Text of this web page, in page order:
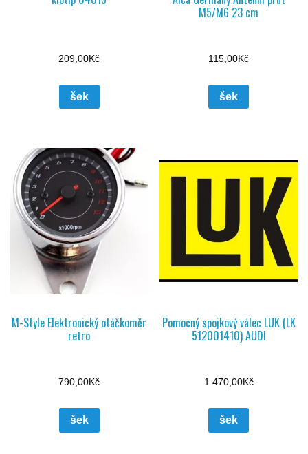
209,00Kč
šek
M5/M6 23 cm
115,00Kč
šek
M-Style Elektronický otáčkoměr
retro
790,00Kč
šek
Pomocný spojkový válec LUK (LK
512001410) AUDI
1 470,00Kč
šek